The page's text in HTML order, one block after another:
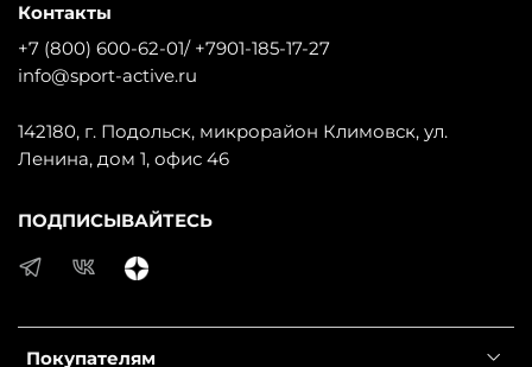
Покупателям
Контакты
+7 (800) 600-62-01/ +7901-185-17-27
info@sport-active.ru
142180, г. Подольск, микрорайон Климовск, ул.
Ленина, дом 1, офис 46
ПОДПИСЫВАЙТЕСЬ